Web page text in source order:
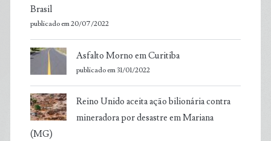
Brasil
publicado em 20/07/2022
Asfalto Morno em Curitiba
publicado em 31/01/2022
Reino Unido aceita ação bilionária contra
mineradora por desastre em Mariana
(MG)